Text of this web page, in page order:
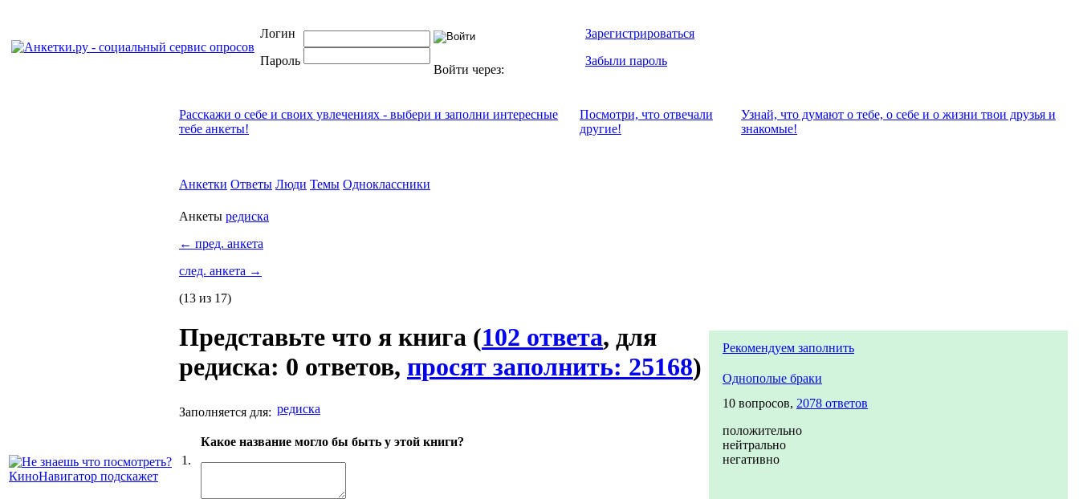
Логин
Пароль
Войти через:
Зарегистрироваться
Забыли пароль
Расскажи о себе и своих увлечениях - выбери и заполни интересные
тебе анкеты!
Посмотри, что отвeчали
другие!
Узнай, что думают о тебе, о себе и о жизни твои друзья и
знакомые!
Анкетки Ответы Люди Темы Одноклассники
Анкеты редиска
← пред. анкета
след. анкета →
(13 из 17)
Представьте что я книга (102 ответа, для
редиска: 0 ответов, просят заполнить: 25168)
Заполняется для: редиска
1.
Какое название могло бы быть у этой книги?
Рекомендуем заполнить
Однополые браки
10 вопросов, 2078 ответов
положительно
нейтрально
негативно